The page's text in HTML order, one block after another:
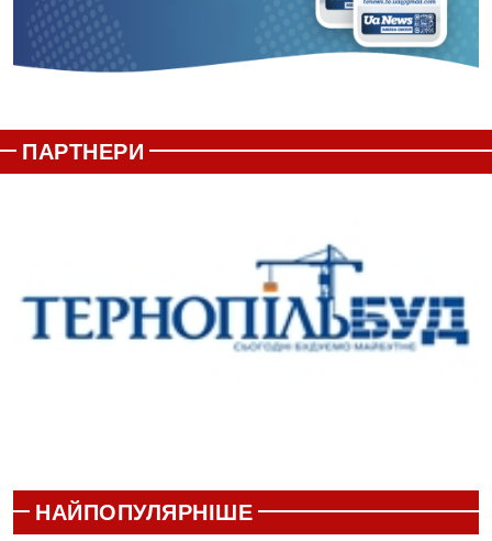
ПАРТНЕРИ
НАЙПОПУЛЯРНІШЕ